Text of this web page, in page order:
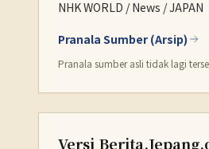
NHK WORLD / News / JAPAN
Pranala Sumber (Arsip)
Pranala sumber asli tidak lagi
Versi